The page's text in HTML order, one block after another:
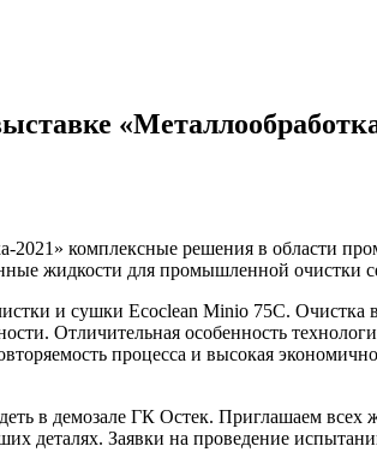
2021» комплексные решения в области
жидкости для промышленной очистки
и сушки Ecoclean Minio 75C.
Отличительная особенность
процесса и высокая
в демозале ГК Остек. Приглашаем
деталях. Заявки на проведение